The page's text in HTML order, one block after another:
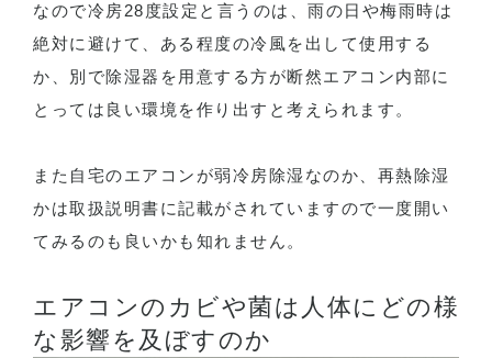
なので冷房28度設定と言うのは、雨の日や梅雨時は
絶対に避けて、ある程度の冷風を出して使用する
か、別で除湿器を用意する方が断然エアコン内部に
とっては良い環境を作り出すと考えられます。
また自宅のエアコンが弱冷房除湿なのか、再熱除湿
かは取扱説明書に記載がされていますので一度開い
てみるのも良いかも知れません。
エアコンのカビや菌は人体にどの様
な影響を及ぼすのか